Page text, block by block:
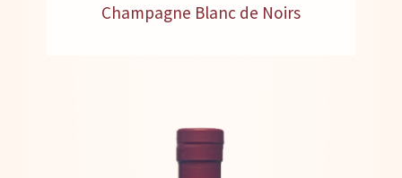
Champagne Blanc de Noirs